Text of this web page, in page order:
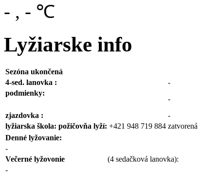
- , - ℃
Lyžiarske info
Sezóna ukončená
4-sed. lanovka :
-
podmienky:
-
zjazdovka :
-
lyžiarska škola: požičovňa lyží: +421 948 719 884 zatvorená
Denné lyžovanie:
-
Večerné lyžovonie
(4 sedačková lanovka):
-